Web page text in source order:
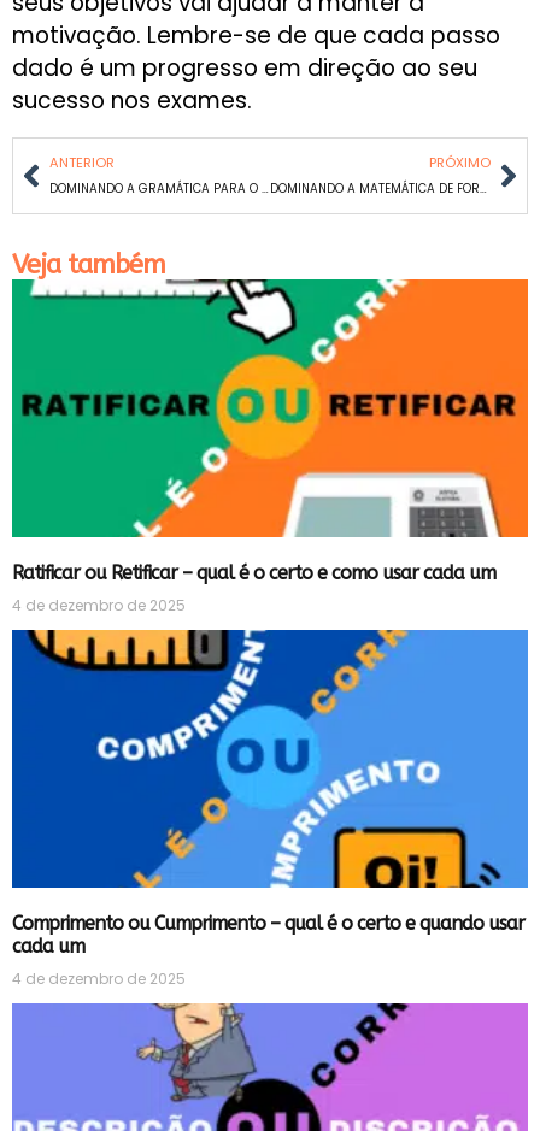
motivação. Lembre-se de que cada passo
dado é um progresso em direção ao seu
sucesso nos exames.
ANTERIOR
DOMINANDO A GRAMÁTICA PARA O VESTIBULAR: UM GUIA COMPLETO DE ESTUDOS
PRÓXIMO
DOMINANDO A MATEMÁTICA DE FORMA AUTODIDATA: UM GUIA PRÁTICO
Veja também
Ratificar ou Retificar – qual é o certo e como usar cada um
4 de dezembro de 2025
Comprimento ou Cumprimento – qual é o certo e quando usar
cada um
4 de dezembro de 2025